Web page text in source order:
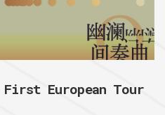
First European Tour